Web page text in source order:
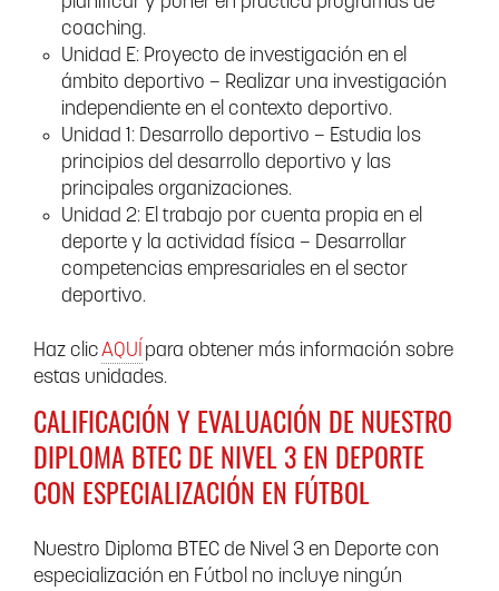
coaching.
Unidad E: Proyecto de investigación en el
ámbito deportivo – Realizar una investigación
independiente en el contexto deportivo.
Unidad 1: Desarrollo deportivo – Estudia los
principios del desarrollo deportivo y las
principales organizaciones.
Unidad 2: El trabajo por cuenta propia en el
deporte y la actividad física – Desarrollar
competencias empresariales en el sector
deportivo.
Haz clicAQUÍ para obtener más información sobre
estas unidades.
CALIFICACIÓN Y EVALUACIÓN DE NUESTRO
DIPLOMA BTEC DE NIVEL 3 EN DEPORTE
CON ESPECIALIZACIÓN EN FÚTBOL
Nuestro Diploma BTEC de Nivel 3 en Deporte con
especialización en Fútbol no incluye ningún